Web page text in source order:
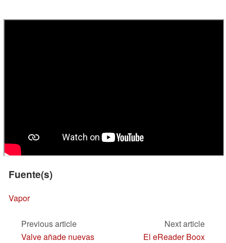
Fuente(s)
Vapor
Previous article
Valve añade nuevas
Next article
El eReader Boox